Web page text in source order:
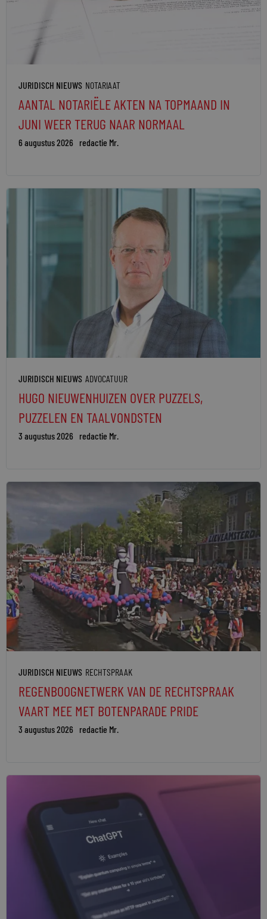
JURIDISCH NIEUWS NOTARIAAT
AANTAL NOTARIËLE AKTEN NA TOPMAAND IN
JUNI WEER TERUG NAAR NORMAAL
6 augustus 2026 redactie Mr.
JURIDISCH NIEUWS ADVOCATUUR
HUGO NIEUWENHUIZEN OVER PUZZELS,
PUZZELEN EN TAALVONDSTEN
3 augustus 2026 redactie Mr.
JURIDISCH NIEUWS RECHTSPRAAK
REGENBOOGNETWERK VAN DE RECHTSPRAAK
VAART MEE MET BOTENPARADE PRIDE
3 augustus 2026 redactie Mr.